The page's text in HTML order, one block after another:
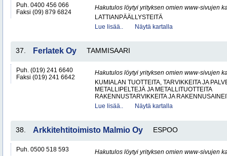
Puh. 0400 456 066
Faksi (09) 879 6824
Hakutulos löytyi yrityksen omien www-sivujen
LATTIANPÄÄLLYSTEITÄ
Lue lisää..
Näytä kartalla
37. Ferlatek Oy TAMMISAARI
Puh. (019) 241 6640
Faksi (019) 241 6642
Hakutulos löytyi yrityksen omien www-sivujen
KUMIALAN TUOTTEITA, TARVIKKEITA JA
METALLIPELTEJÄ JA METALLITUOTTEITA
RAKENNUSTARVIKKEITA JA
Lue lisää..
Näytä kartalla
38. Arkkitehtitoimisto Malmio Oy ESPOO
Puh. 0500 518 593
Hakutulos löytyi yrityksen omien www-sivujen